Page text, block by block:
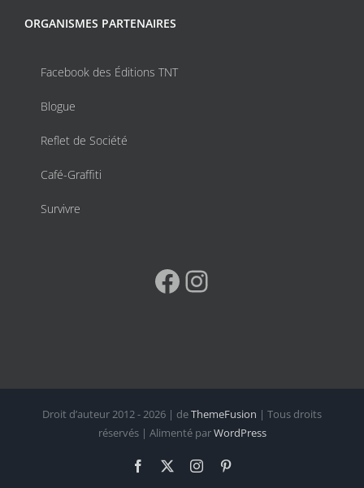
ORGANISMES PARTENAIRES
Facebook des Éditions TNT
Blogue
Reflet de Société
Café-Graffiti
Survivre
Facebook
Droit d’auteur 2012 - 2026 | deThemeFusion | Tous droits
réservés | Alimenté parWordPress
Facebook Instagram